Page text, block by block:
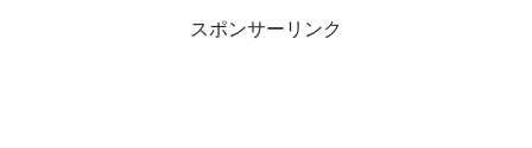
スポンサーリンク